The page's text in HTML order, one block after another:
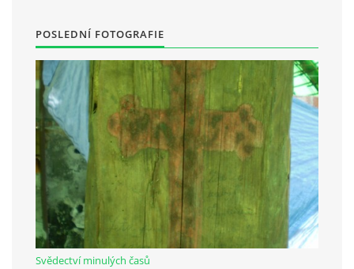
Občanská vzdělávací jednota "Komenský" v Choceradech z.s.
Chocerady 4
257 24 Chocerady
IČ: 498 28 614
Kontaktní osoba:
Mgr. Miroslava Cinkeisová
723 967 851
POSLEDNÍ FOTOGRAFIE
Svědectví minulých časů